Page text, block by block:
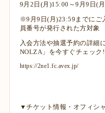
9月2日(月)15:00～9月9日(
※9月9日(月)23:59までにご
員番号が発行された方対象
入会方法や抽選予約の詳細
NOLZA」を今すぐチェック
https://2ne1.fc.avex.jp/
▼チケット情報・オフィシ